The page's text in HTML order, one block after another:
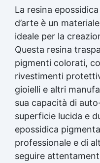
La resina
d’arte è un
ideale per la
Questa resina
pigmenti colorati,
rivestimenti
gioielli e altri
sua capacità di
superficie lucida e
epossidica
professionale e di
seguire